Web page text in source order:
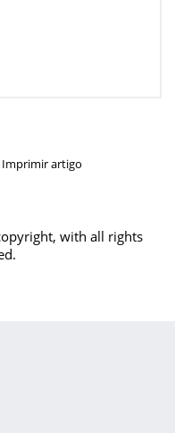
Imprimir artigo
with all rights